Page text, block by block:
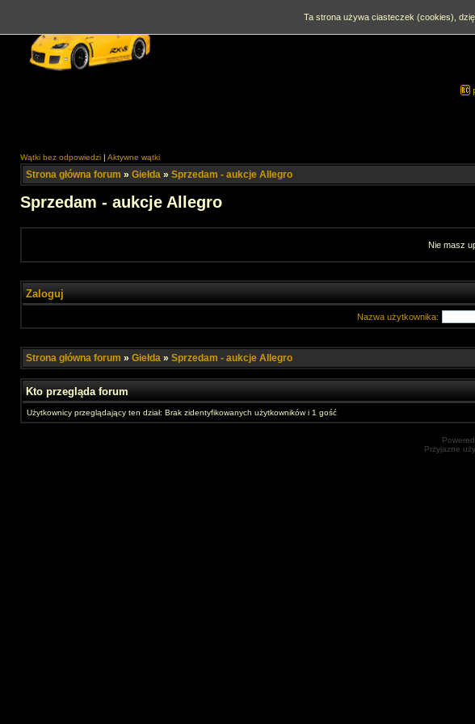
Wątki bez odpowiedzi | Aktywne wątki
Strona główna forum » Giełda » Sprzedam - aukcje Allegro
Sprzedam - aukcje Allegro
Nie masz
Zaloguj
Nazwa użytkownika:
Strona główna forum » Giełda » Sprzedam - aukcje Allegro
Kto przegląda forum
Użytkownicy przeglądający ten dział: Brak zidentyfikowanych użytkowników i 1 gość
Przyjazne
Ta strona używa ciasteczek (cookies),